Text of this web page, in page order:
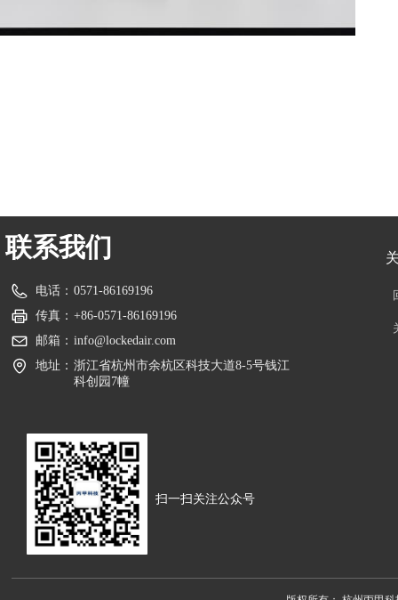
联系我们
电话： 0571-86169196
传真： +86-0571-86169196
邮箱： info@lockedair.com
地址： 浙江省杭州市余杭区科技大道8-5号钱江
科创园7幢
扫一扫关注公众号